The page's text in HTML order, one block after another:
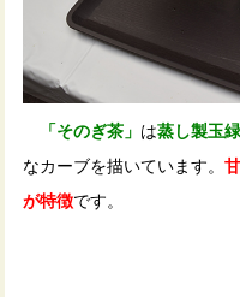
「そのぎ茶」 は蒸し製玉
なカーブを描いています。
が特徴です。